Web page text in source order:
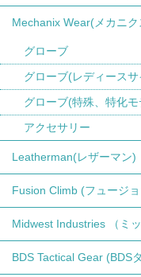
Mechanix Wear(メカニク
グローブ
グローブ(レディースサ
グローブ(特殊、特化モ
アクセサリー
Leatherman(レザーマン)
Fusion Climb (フュージ
Midwest Industries （ミ
BDS Tactical Gear (BDS